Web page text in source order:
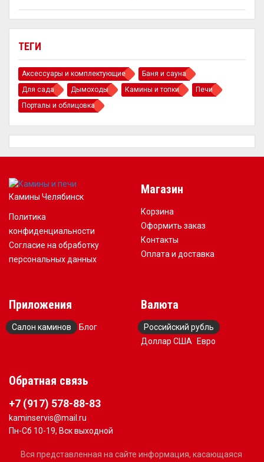
ТЕГИ
Аксессуары и комплектующие
Баня и сауна
Для сада
Дымоходы Камины и топки
Печи
Порталы и облицовка
Камины Челябинск
Политика
конфиденциальности
Согласие на обработку
персональных данных
Магазин
Корзина
Оформить заказ
Контакты
Оплата и доставка
Приложения
Салон каминов Блог
Валюта
Российский рубль
Доллар США
Евро
Обратная связь
+7 (917) 578-88-83
kaminservis@mail.ru
Пн-Сб 10-19, Вск выходной
Вся представленная на сайте информация, касающаяся